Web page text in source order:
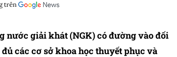
trên
nước giải khát (NGK) có đường vào đối
các cơ sở khoa học thuyết phục và